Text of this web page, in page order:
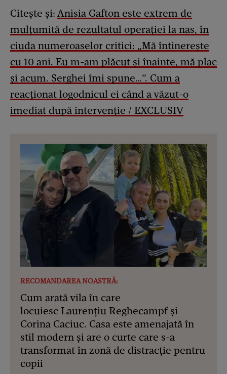
Citește și: Anisia Gafton este extrem de
mulțumită de rezultatul operației la nas, în
ciuda numeroaselor critici: „Mă întinerește
cu 10 ani. Eu m-am plăcut și înainte, mă plac
și acum. Serghei îmi spune…”. Cum a
reacționat logodnicul ei când a văzut-o
imediat după intervenție / EXCLUSIV
RECOMANDAREA NOASTRĂ:
Cum arată vila în care
locuiesc Laurențiu Reghecampf și
Corina Caciuc. Casa este amenajată în
stil modern și are o curte care s-a
transformat în zonă de distracție pentru
copii